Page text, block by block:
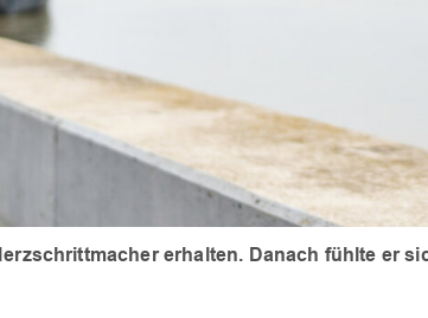
erhalten. Danach fühlte er